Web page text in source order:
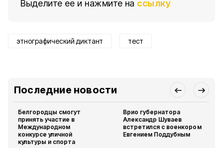
Выделите ее и нажмите на ссылку
этнографический диктант тест
Последние новости
Белгородцы смогут
принять участие в
Международном
конкурсе уличной
культуры и спорта
Врио губернатора
Александр Шуваев
встретился с военкором
Евгением Поддубным